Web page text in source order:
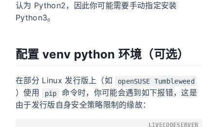
认为 Python2，因此你可能需要手动指定安装
Python3。
配置 venv python 环境（可选）
在部分 Linux 发行版上（如 openSUSE Tumbleweed
）使用 pip
命令时，你可能会遇到如下报错，这是
由于发行版自身安全策略限制的缘故：
LIVECODESERVER